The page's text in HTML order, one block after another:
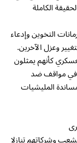
الكاملة
التخوين وإدعاء
وعزل الآخرين.
كأنهم يمثلون
في مواقف ضد
المليشيات